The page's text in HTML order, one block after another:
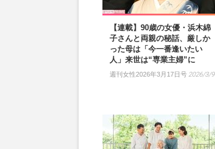
【連載】90歳の女優・浜木綿
子さんと両親の秘話、厳しか
った母は「今一番逢いたい
人」来世は“専業主婦”に
週刊女性2026年3月17日号 2026/3/9